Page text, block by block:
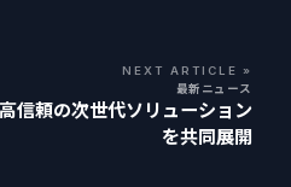
NEXT ARTICLE »
最新ニュース
信頼の次世代ソリューション
を共同展開